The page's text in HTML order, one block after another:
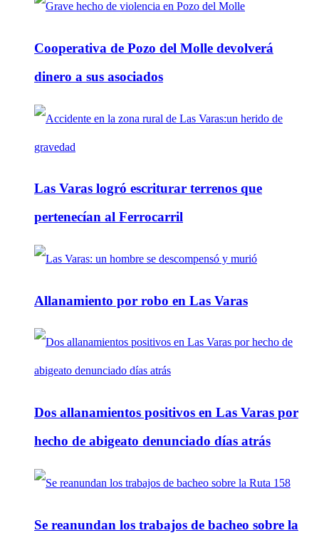
Cooperativa de Pozo del Molle devolverá
dinero a sus asociados
Las Varas logró escriturar terrenos que
pertenecían al Ferrocarril
Allanamiento por robo en Las Varas
Dos allanamientos positivos en Las Varas por
hecho de abigeato denunciado días atrás
Se reanundan los trabajos de bacheo sobre la